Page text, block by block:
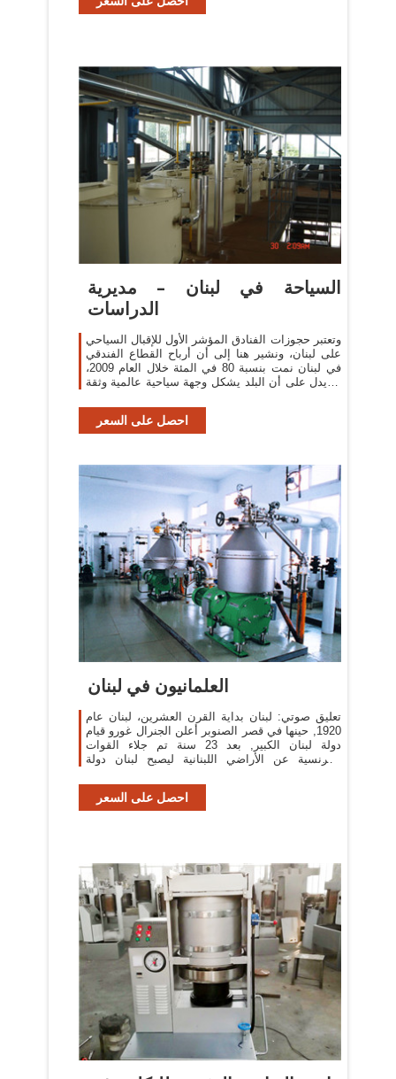
السياحة في لبنان – مديرية
الدراسات
وتعتبر حجوزات الفنادق المؤشر الأول للإقبال السياحي
على لبنان، ونشير هنا إلى أن أرباح القطاع الفندقي
في لبنان نمت بنسبة 80 في المئة خلال العام 2009،
ما يدل على أن البلد يشكل وجهة سياحية عالمية وثقة
احصل على السعر
العلمانيون في لبنان
تعليق صوتي: لبنان بداية القرن العشرين، لبنان عام
1920, حينها في قصر الصنوبر أعلن الجنرال غورو قيام
دولة لبنان الكبير, بعد 23 سنة تم جلاء القوات
الفرنسية عن الأراضي اللبنانية ليصبح لبنان دولة
احصل على السعر